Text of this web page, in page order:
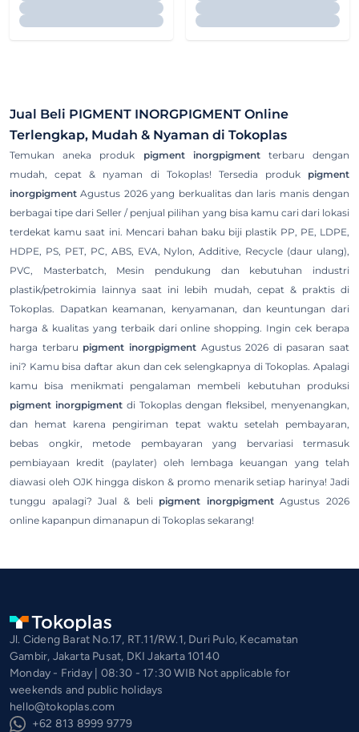
Jual Beli PIGMENT INORGPIGMENT Online
Terlengkap, Mudah & Nyaman di Tokoplas
Temukan aneka produk pigment inorgpigmentterbaru dengan
mudah, cepat & nyaman di Tokoplas! Tersedia produk pigment
inorgpigment Agustus 2026 yang berkualitas dan laris manis dengan
berbagai tipe dari Seller / penjual pilihan yang bisa kamu cari dari lokasi
terdekat kamu saat ini. Mencari bahan baku biji plastik PP, PE, LDPE,
HDPE, PS, PET, PC, ABS, EVA, Nylon, Additive, Recycle (daur ulang),
PVC, Masterbatch, Mesin pendukung dan kebutuhan industri
plastik/petrokimia lainnya saat ini lebih mudah, cepat & praktis di
Tokoplas. Dapatkan keamanan, kenyamanan, dan keuntungan dari
harga & kualitas yang terbaik dari online shopping. Ingin cek berapa
harga terbaru pigment inorgpigmentAgustus 2026 di pasaran saat
ini? Kamu bisa daftar akun dan cek selengkapnya di Tokoplas. Apalagi
kamu bisa menikmati pengalaman membeli kebutuhan produksi
pigment inorgpigmentdi Tokoplas dengan fleksibel, menyenangkan,
dan hemat karena pengiriman tepat waktu setelah pembayaran,
bebas ongkir, metode pembayaran yang bervariasi termasuk
pembiayaan kredit (paylater) oleh lembaga keuangan yang telah
diawasi oleh OJK hingga diskon & promo menarik setiap harinya! Jadi
tunggu apalagi? Jual & beli pigment inorgpigmentAgustus 2026
online kapanpun dimanapun di Tokoplas sekarang!
Jl. Cideng Barat No.17, RT.11/RW.1, Duri Pulo, Kecamatan
Gambir, Jakarta Pusat, DKI Jakarta 10140
Monday - Friday | 08:30 - 17:30 WIB Not applicable for
weekends and public holidays
hello@tokoplas.com
+62 813 8999 9779